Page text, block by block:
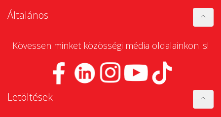
Általános
Kövessen minket közösségi média oldalainkon is!
Letöltések